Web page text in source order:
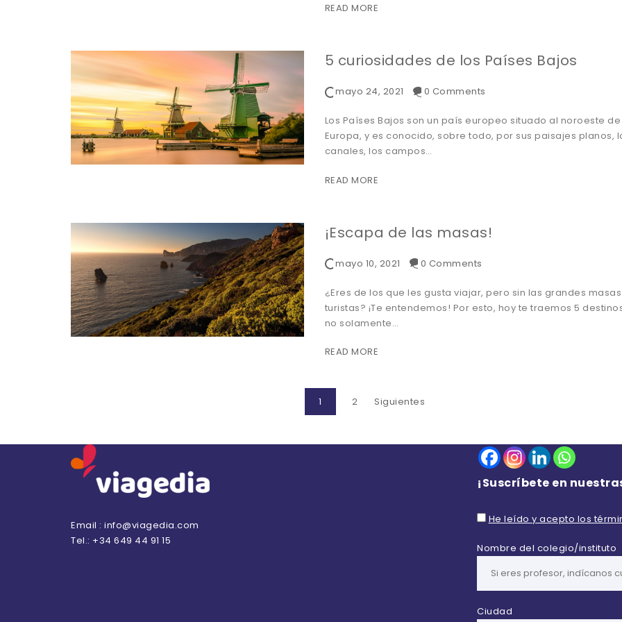
READ MORE
5 curiosidades de los Países Bajos
mayo 24, 2021 0 Comments
Los Países Bajos son un país europeo situado al noroeste de
Europa, y es conocido, sobre todo, por sus paisajes planos,
canales, los campos…
READ MORE
¡Escapa de las masas!
mayo 10, 2021 0 Comments
¿Eres de los que les gusta viajar, pero sin las grandes
turistas? ¡Te entendemos! Por esto, hoy te traemos 5
no solamente…
READ MORE
1 2 Siguientes
Email : info@viagedia.com
Tel.: +34 649 44 91 15
¡Suscríbete en
He leído y acepto los
Nombre del colegio/instituto
Ciudad